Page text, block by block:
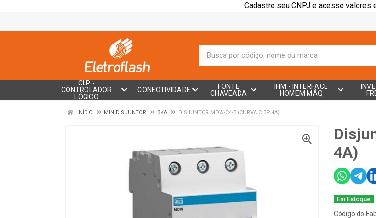
Cadastre seu CNPJ e acesse valores
CLP -
CONTROLADOR
LÓGICO
CONECTIVIDADE
FONTE
CHAVEADA
IHM - INTERFACE
HOMEM MÁQ
INÍCIO MINIDISJUNTOR 3KA DISJUNTOR MDW-C4-3 (CURVA C 3P 4A)
4A)
Em Estoque
Código do